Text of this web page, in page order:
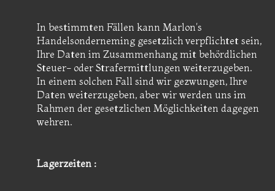
In bestimmten Fällen kann Marlon's
Handelsonderneming gesetzlich verpflichtet sein,
Ihre Daten im Zusammenhang mit behördlichen
Steuer- oder Strafermittlungen weiterzugeben.
In einem solchen Fall sind wir gezwungen, Ihre
Daten weiterzugeben, aber wir werden uns im
Rahmen der gesetzlichen Möglichkeiten dagegen
wehren.
Lagerzeiten :